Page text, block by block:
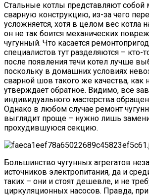
Стальные котлы представляют собой
сварную конструкцию, из-за чего
усложняется, хотя в целом вес котла
он не так боится механических
чугунный. Что касается
специалистов тут разделяются – кто-
после появления течи котел лучше
поскольку в домашних условиях
сварной шов такого же качества, как
утверждает обратное. Видимо, все
индивидуального мастерства
Однако в любом случае ремонт
выглядит проще – нужно лишь
прохудившуюся секцию.
Большинство чугунных агрегатов
источников электропитания, да и
таких – они и стоят дешевле, и не
циркуляционных насосов. Правда,